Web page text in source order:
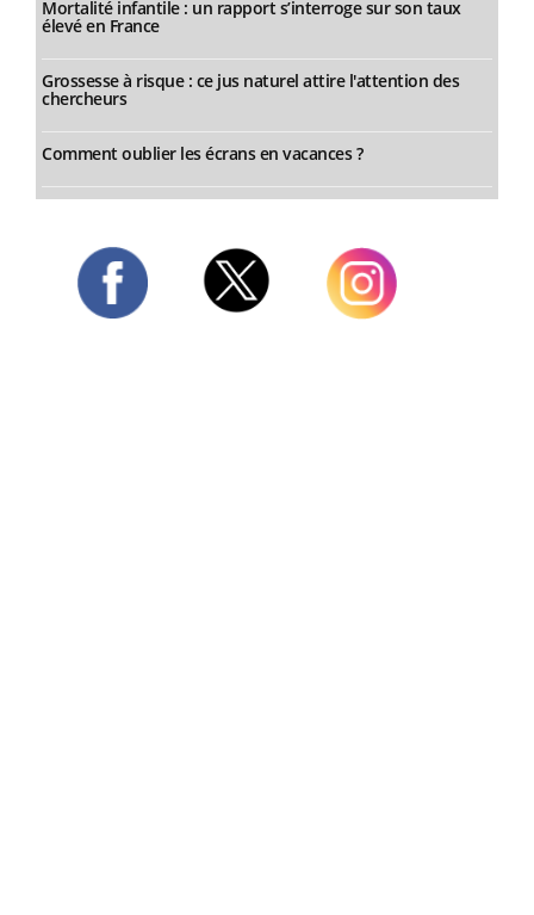
Mortalité infantile : un rapport s’interroge sur son taux
élevé en France
Grossesse à risque : ce jus naturel attire l'attention des
chercheurs
Comment oublier les écrans en vacances ?